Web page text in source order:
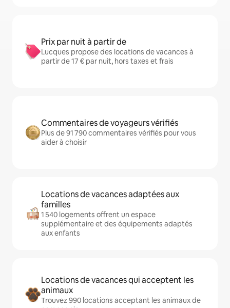
Prix par nuit à partir de
Lucques propose des locations de vacances à
partir de 17 € par nuit, hors taxes et frais
Commentaires de voyageurs vérifiés
Plus de 91 790 commentaires vérifiés pour vous
aider à choisir
Locations de vacances adaptées aux
familles
1 540 logements offrent un espace
supplémentaire et des équipements adaptés
aux enfants
Locations de vacances qui acceptent les
animaux
Trouvez 990 locations acceptant les animaux de